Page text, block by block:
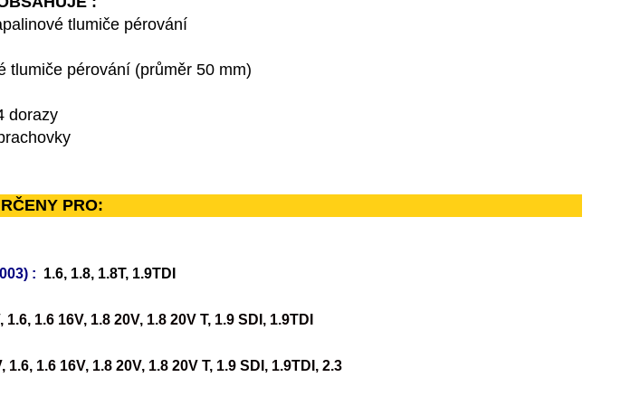
tlumiče pérování
tlumiče pérování (průměr 50 mm)
dorazy
PRO:
: 1.6, 1.8, 1.8T, 1.9TDI
1.6, 1.6 16V, 1.8 20V, 1.8 20V T, 1.9 SDI, 1.9TDI
1.6, 1.6 16V, 1.8 20V, 1.8 20V T, 1.9 SDI, 1.9TDI, 2.3